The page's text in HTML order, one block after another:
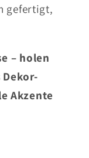
gefertigt,
– holen
Akzente